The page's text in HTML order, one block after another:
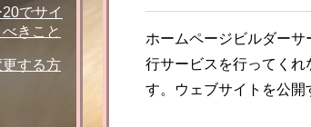
ホームページビルダー
行サービスを行ってくれ
す。ウェブサイトを公開
でサイ
きこと
する方